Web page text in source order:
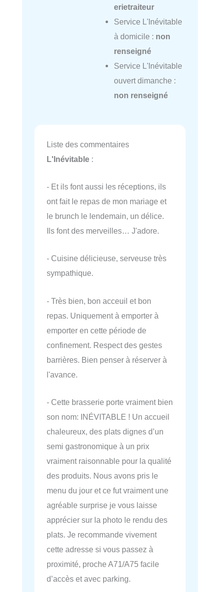
erietraiteur
Service L'Inévitable
à domicile : non
renseigné
Service L'Inévitable
ouvert dimanche :
non renseigné
Liste des commentaires
L'Inévitable :
- Et ils font aussi les réceptions, ils
ont fait le repas de mon mariage et
le brunch le lendemain, un délice.
Ils font des merveilles… J'adore.
- Cuisine délicieuse, serveuse très
sympathique.
- Très bien, bon acceuil et bon
repas. Uniquement à emporter à
emporter en cette période de
confinement. Respect des gestes
barrières. Bien penser à réserver à
l'avance.
- Cette brasserie porte vraiment bien
son nom: INÉVITABLE ! Un accueil
chaleureux, des plats dignes d’un
semi gastronomique à un prix
vraiment raisonnable pour la qualité
des produits. Nous avons pris le
menu du jour et ce fut vraiment une
agréable surprise je vous laisse
apprécier sur la photo le rendu des
plats. Je recommande vivement
cette adresse si vous passez à
proximité, proche A71/A75 facile
d’accès et avec parking.